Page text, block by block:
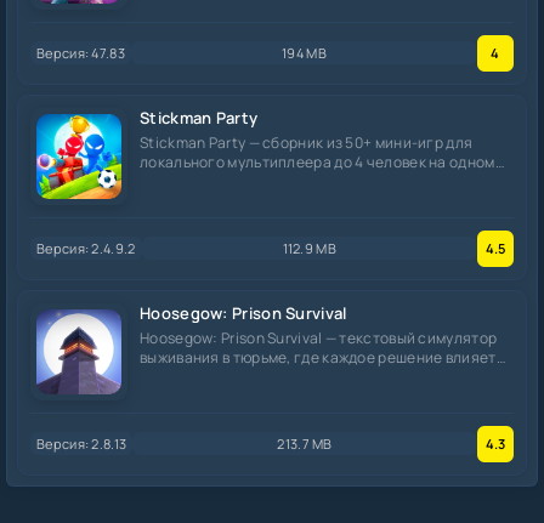
Версия: 47.83 194 MB 4
Stickman Party
Stickman Party — сборник из 50+ мини-игр для
локального мультиплеера до 4 человек на одном
Версия: 2.4.9.2 112.9 MB 4.5
Hoosegow: Prison Survival
Hoosegow: Prison Survival — текстовый симулятор
выживания в тюрьме, где каждое решение влияет
Версия: 2.8.13 213.7 MB 4.3